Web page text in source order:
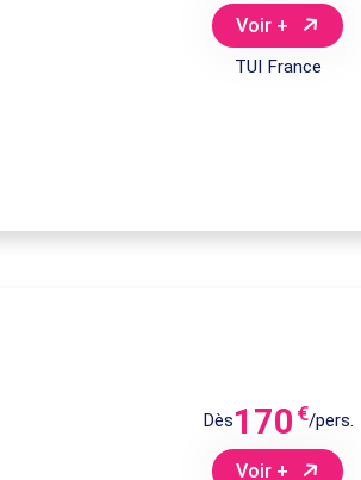
Voir +
TUI France
Dès170 €/pers.
Voir +